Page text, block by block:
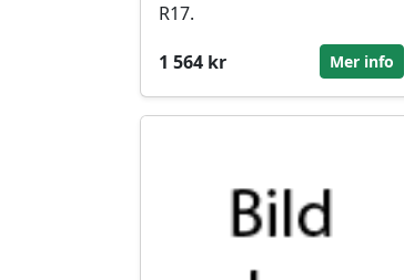
R17.
1 564 kr
Mer info